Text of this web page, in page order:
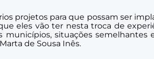
projetos para que possam ser
eles vão ter nesta troca de
municípios, situações
de Sousa Inês.